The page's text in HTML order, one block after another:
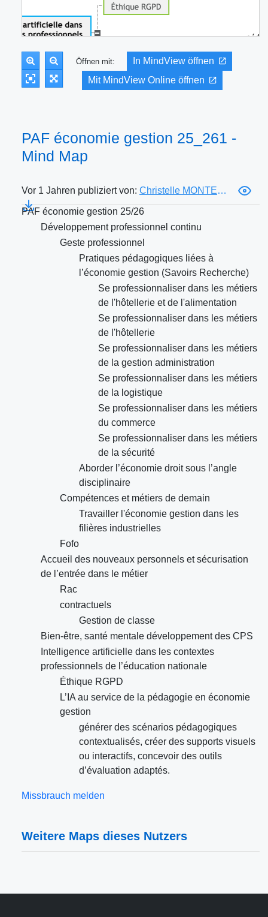
Öffnen mit:
In MindView öffnen
Mit MindView Online öffnen
PAF économie gestion 25_261 -
Mind Map
Vor 1 Jahren publiziert von: Christelle MONTESINOS
PAF économie gestion 25/26
Développement professionnel continu
Geste professionnel
Pratiques pédagogiques liées à
l’économie gestion (Savoirs Recherche)
Se professionnaliser dans les métiers
de l'hôtellerie et de l'alimentation
Se professionnaliser dans les métiers
de l'hôtellerie
Se professionnaliser dans les métiers
de la gestion administration
Se professionnaliser dans les métiers
de la logistique
Se professionnaliser dans les métiers
du commerce
Se professionnaliser dans les métiers
de la sécurité
Aborder l’économie droit sous l’angle
disciplinaire
Compétences et métiers de demain
Travailler l'économie gestion dans les
filières industrielles
Fofo
Accueil des nouveaux personnels et sécurisation
de l’entrée dans le métier
Rac
contractuels
Gestion de classe
Bien-être, santé mentale développement des CPS
Intelligence artificielle dans les contextes
professionnels de l’éducation nationale
Éthique RGPD
L’IA au service de la pédagogie en économie
gestion
générer des scénarios pédagogiques
contextualisés, créer des supports visuels
ou interactifs, concevoir des outils
d’évaluation adaptés.
Missbrauch melden
Weitere Maps dieses Nutzers